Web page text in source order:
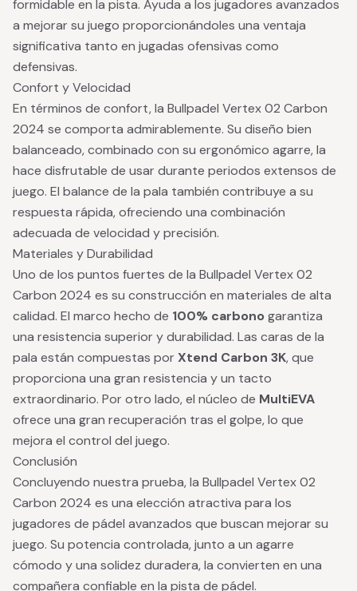
formidable en la pista. Ayuda a los jugadores avanzados
a mejorar su juego proporcionándoles una ventaja
significativa tanto en jugadas ofensivas como
defensivas.
Confort y Velocidad
En términos de confort, la Bullpadel Vertex 02 Carbon
2024 se comporta admirablemente. Su diseño bien
balanceado, combinado con su ergonómico agarre, la
hace disfrutable de usar durante periodos extensos de
juego. El balance de la pala también contribuye a su
respuesta rápida, ofreciendo una combinación
adecuada de velocidad y precisión.
Materiales y Durabilidad
Uno de los puntos fuertes de la Bullpadel Vertex 02
Carbon 2024 es su construcción en materiales de alta
calidad. El marco hecho de 100% carbono garantiza
una resistencia superior y durabilidad. Las caras de la
pala están compuestas por Xtend Carbon 3K, que
proporciona una gran resistencia y un tacto
extraordinario. Por otro lado, el núcleo de MultiEVA
ofrece una gran recuperación tras el golpe, lo que
mejora el control del juego.
Conclusión
Concluyendo nuestra prueba, la Bullpadel Vertex 02
Carbon 2024 es una elección atractiva para los
jugadores de pádel avanzados que buscan mejorar su
juego. Su potencia controlada, junto a un agarre
cómodo y una solidez duradera, la convierten en una
compañera confiable en la pista de pádel.